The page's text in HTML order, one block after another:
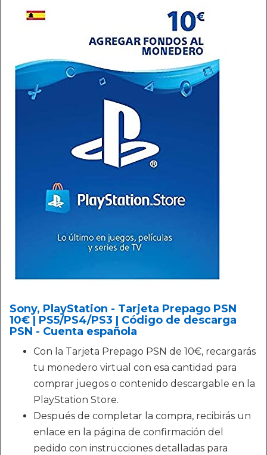
Sony, PlayStation - Tarjeta Prepago PSN
10€ | PS5/PS4/PS3 | Código de descarga
PSN - Cuenta española
Con la Tarjeta Prepago PSN de 10€, recargarás
tu monedero virtual con esa cantidad para
comprar juegos o contenido descargable en la
PlayStation Store.
Después de completar la compra, recibirás un
enlace en la página de confirmación del
pedido con instrucciones detalladas para